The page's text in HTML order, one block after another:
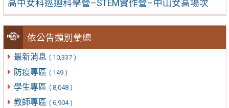
高中女科巡迴科學營–STEM實作營–中山女高場次
依公告類別彙總
最新消息 ( 10,337 )
防疫專區 ( 149 )
學生專區 ( 8,048 )
教師專區 ( 6,904 )